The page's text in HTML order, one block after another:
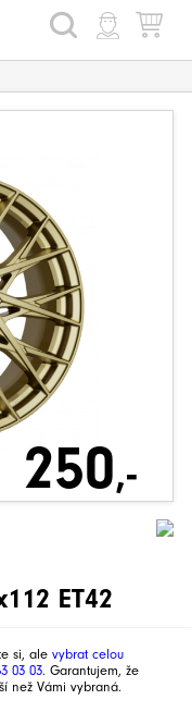
HLEDAT
250,-
ET42
si, ale vybrat celou
03 03. Garantujem, že
než Vámi vybraná.